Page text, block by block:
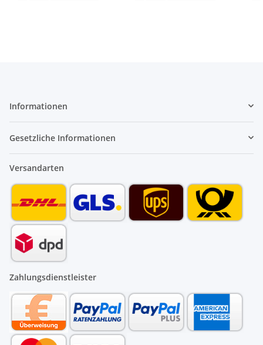
Informationen
Gesetzliche Informationen
Versandarten
Zahlungsdienstleister